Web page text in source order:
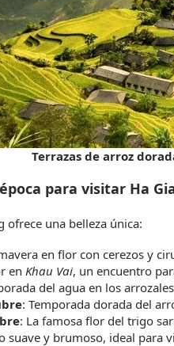
Terrazas de arroz
para visitar Ha
ofrece una belleza única:
en flor con cerezos y
en Khau Vai, un encuentro
del agua en los
: Temporada dorada del
: La famosa flor del trigo
suave y brumoso, ideal para